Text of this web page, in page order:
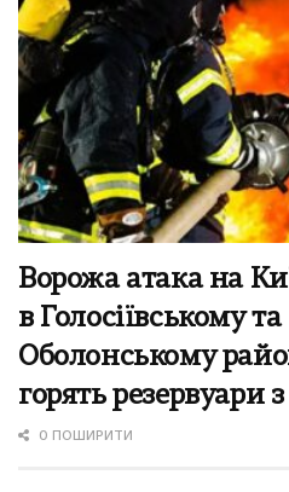
Ворожа атака на
в Голосіївському та
Оболонському
горять резервуари
0 ПОШИРИТИ